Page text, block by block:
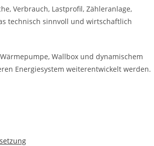
Verbrauch, Lastprofil, Zähleranlage,
technisch sinnvoll und wirtschaftlich
Wallbox und dynamischem
Energiesystem weiterentwickelt werden.